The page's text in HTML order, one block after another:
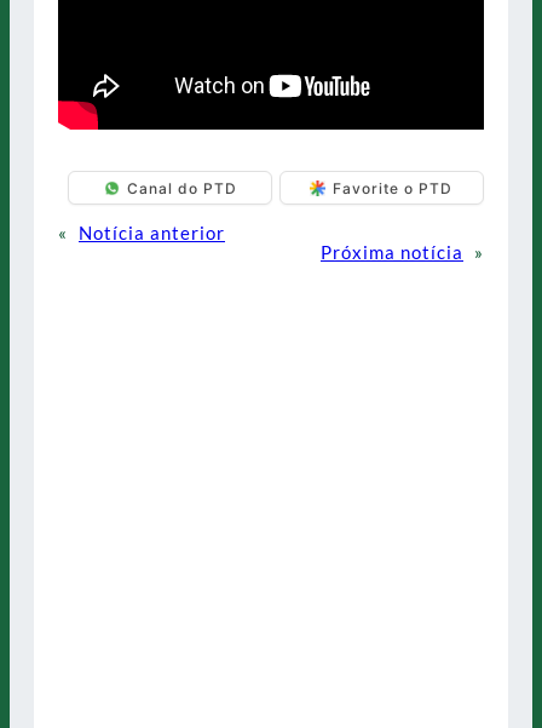
Canal do PTD Favorite o PTD
«
Notícia anterior
Próxima notícia
»